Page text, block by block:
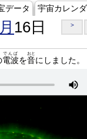
データ 宇宙カレン
16日 >
電波
でんぱ
を音
おと
にしました。